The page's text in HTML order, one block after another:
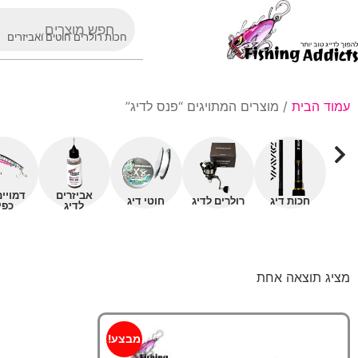
חכות רולרים חוטים ואביזרים
עמוד הבית / מוצרים המתויגים “פנס לדיג”
חכות דיג רולרים לדיג חוטי דיג
אביזרים
לדיג
מציג תוצאה אחת
מבצע!